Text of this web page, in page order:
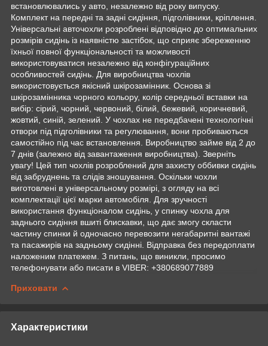
встановлювались у авто, незалежно від року випуску.
Комплект на передні та задні сидіння, підголівники, кріплення.
Універсальні авточохли розроблені відповідно до оптимальних
розмірів сидінь із наявністю застібок, що сприяє збереженню
їхньої повної функціональності та можливості
використовуватися незалежно від конфігураційних
особливостей сидінь. Для виробництва чохлів
використовується якісний шкірозамінник. Основа зі
шкірозамінника чорного кольору, колір середньої вставки на
вибір: сірий, чорний, червоний, білий, бежевий, коричневий,
жовтий, синій, зелений. У чохлах не передбачені технологічні
отвори під підголівники та регулювання, вони пробиваються
самостійно під час встановлення. Виробництво займе від 2 до
7 днів (залежно від завантаження виробництва). Зверніть
увагу! Цей тип чохлів розроблений для захисту оббивки сидінь
від забруднень та слідів зношування. Оскільки чохли
виготовлені в універсальному розмірі, з огляду на всі
комплектації цієї марки автомобіля. Для зручності
використання функціоналом сидінь, у спинку чохла для
заднього сидіння вшиті блискавки, що дає змогу скласти
частину спинки й одночасно перевозити негабаритні вантажі
та пасажирів на задньому сидінні. Відправка без передоплати
наложеним платежем. З питань, що виникли, просимо
телефонувати або писати в VIBER: +380689077889
Приховати
Характеристики